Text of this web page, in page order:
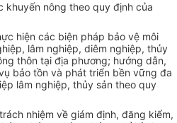
khuyến nông theo quy định của
hiện các biện pháp bảo vệ môi
lâm nghiệp, diêm nghiệp, thủy
thôn tại địa phương; hướng dẫn,
bảo tồn và phát triển bền vững đa
lâm nghiệp, thủy sản theo quy
nhiệm về giám định, đăng kiểm,